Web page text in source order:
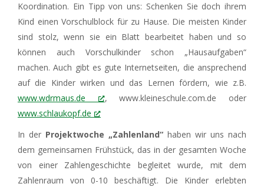
Koordination. Ein Tipp von uns: Schenken Sie doch ihrem
Kind einen Vorschulblock für zu Hause. Die meisten Kinder
sind stolz, wenn sie ein Blatt bearbeitet haben und so
können auch Vorschulkinder schon „Hausaufgaben“
machen. Auch gibt es gute Internetseiten, die ansprechend
auf die Kinder wirken und das Lernen fördern, wie z.B.
www.wdrmaus.de
, www.kleineschule.com.de oder
www.schlaukopf.de
In der Projektwoche „Zahlenland“ haben wir uns nach
dem gemeinsamen Frühstück, das in der gesamten Woche
von einer Zahlengeschichte begleitet wurde, mit dem
Zahlenraum von 0-10 beschäftigt. Die Kinder erlebten